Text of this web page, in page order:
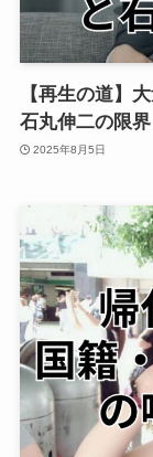
【再生の道】
石丸伸二の限界
2025年8月5日